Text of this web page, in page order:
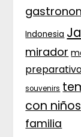
Indonesia
mirador
souvenirs
con niños
familia